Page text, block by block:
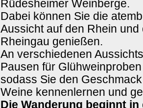
Rüdesheimer Weinberge.
Dabei können Sie die
Aussicht auf den Rhein
Rheingau genießen.
An verschiedenen
Pausen für
sodass Sie den
Weine kennenlernen und
Die Wanderung beginnt